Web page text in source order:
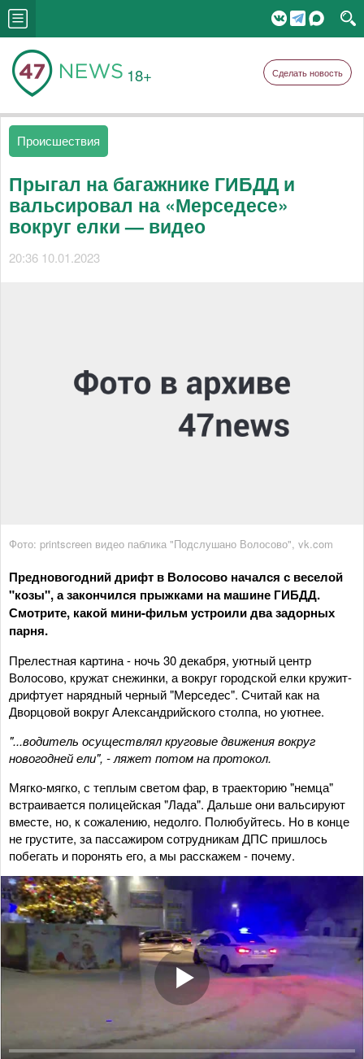
18+ Сделать новость
Происшествия
Прыгал на багажнике ГИБДД и
вальсировал на «Мерседесе»
вокруг елки — видео
20:36 10.01.2023
Фото: printscreen видео паблика "Подслушано Волосово", vk.com
Предновогодний дрифт в Волосово начался с веселой
"козы", а закончился прыжками на машине ГИБДД.
Смотрите, какой мини-фильм устроили два задорных
парня.
Прелестная картина - ночь 30 декабря, уютный центр
Волосово, кружат снежинки, а вокруг городской елки кружит-
дрифтует нарядный черный "Мерседес". Считай как на
Дворцовой вокруг Александрийского столпа, но уютнее.
"...водитель осуществлял круговые движения вокруг
новогодней ели", - ляжет потом на протокол.
Мягко-мягко, с теплым светом фар, в траекторию "немца"
встраивается полицейская "Лада". Дальше они вальсируют
вместе, но, к сожалению, недолго. Полюбуйтесь. Но в конце
не грустите, за пассажиром сотрудникам ДПС пришлось
побегать и поронять его, а мы расскажем - почему.